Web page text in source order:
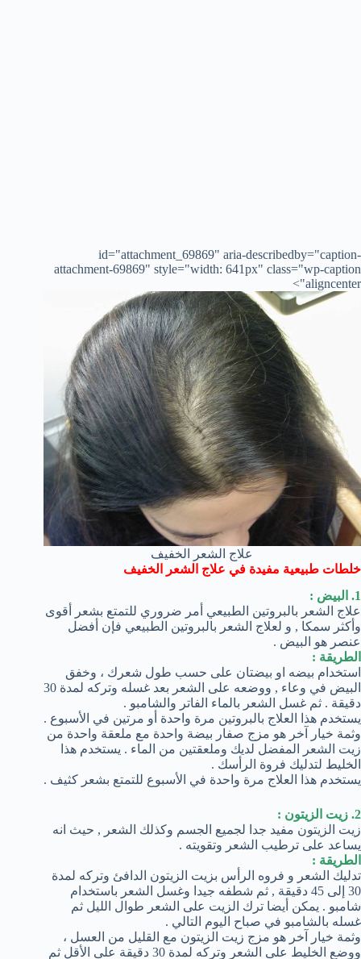
id="attachment_69869" aria-describedby="caption-
attachment-69869" style="width: 641px" class="wp-caption
aligncenter">
علاج الشعر الخفيف
خلطات طبيعية مفيدة في علاج الشعر الخفيف
1. البيض :
علاج الشعر بالبروتين الطبيعي أمر ضروري للتمتع بشعر أقوى
وأكثر سمكا , و لعلاج الشعر بالبروتين الطبيعي فإن أفضل
عنصر هو البيض .
الطريقة :
استخدام بيضه او بيضتان على حسب طول شعرك ، وخفق
البيض في وعاء , ووضعه على الشعر بعد غسله وتركه لمدة 30
دقيقة . ثم غسل الشعر بالماء الفاتر والشامبو .
يستخدم هذا العلاج بالبروتين مرة واحدة أو مرتين في الأسبوع .
وثمة خيار آخر هو مزج صفار بيضة واحدة مع ملعقة واحدة من
زيت الشعر المفضل لديك وملعقتين من الماء . يستخدم هذا
الخليط لتدليك فروة الرأسك .
يستخدم هذا العلاج مرة واحدة في الأسبوع للتمتع بشعر كثيف .
2. زيت الزيتون :
زيت الزيتون مفيد جدا لجميع الجسم وكذلك الشعر , حيث انه
يساعد على ترطيب الشعر وتقويته .
الطريقة :
تدليك الشعر و فروه الرأس بزيت الزيتون الدافئ وتركه لمدة
30 إلى 45 دقيقة , ثم شطفه جيدا وغسل الشعر باستخدام
شامبو . يمكن أيضا ترك الزيت على الشعر طوال الليل ثم
غسله بالشامبو في صباح اليوم التالي .
وثمة خيار آخر هو مزج زيت الزيتون مع القليل من العسل ،
ووضع الخليط على الشعر وتركه لمدة 30 دقيقة على الأقل ثم